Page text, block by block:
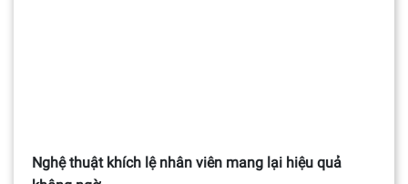
Nghệ thuật khích lệ nhân viên mang lại hiệu quả